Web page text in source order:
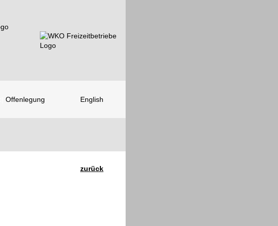
Offenlegung English
zurück